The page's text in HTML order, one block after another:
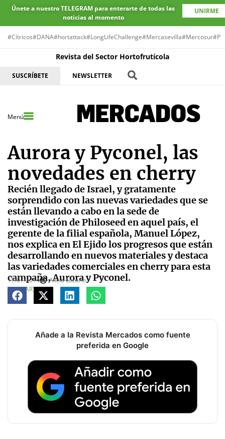
Únete a nuestro TELEGRAM para enterarte de todas las
noticias al momento
UNIRME
#Cítricos#DANA#hortattack#LongLifeChallenge#Mercasevilla#Mercosur
Revista del Sector Hortofrutícola
SUSCRÍBETE NEWSLETTER
Menú
Aurora y Pyconel, las
novedades en cherry
Recién llegado de Israel, y gratamente
sorprendido con las nuevas variedades que se
están llevando a cabo en la sede de
investigación de Philoseed en aquel país, el
gerente de la filial española, Manuel López,
nos explica en El Ejido los progresos que están
desarrollando en nuevos materiales y destaca
las variedades comerciales en cherry para esta
campaña, Aurora y Pyconel.
17/07/2014
Alicia Lozano
COMPARTE
Añade a la Revista Mercados como fuente
preferida en Google